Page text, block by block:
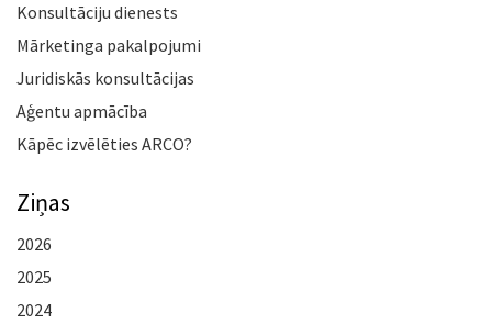
Konsultāciju dienests
Mārketinga pakalpojumi
Juridiskās konsultācijas
Aģentu apmācība
Kāpēc izvēlēties ARCO?
Ziņas
2026
2025
2024